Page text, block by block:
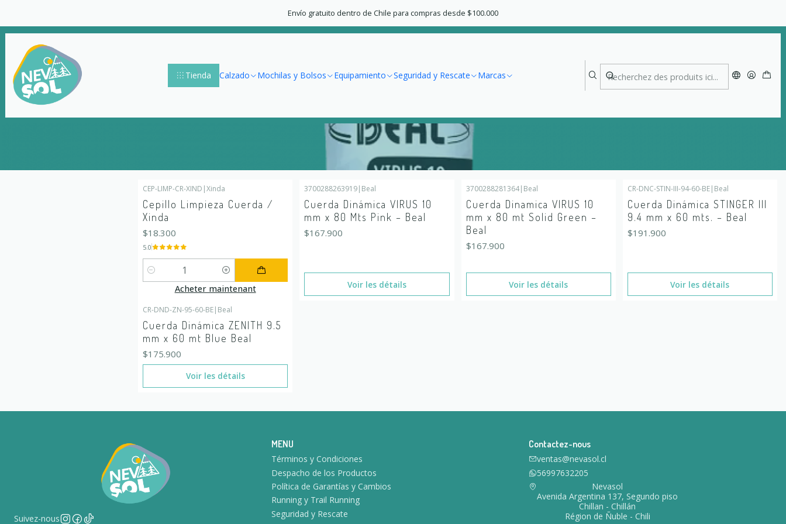
Tienda Calzado Mochilas y Bolsos Equipamiento Seguridad y Rescate Marcas
Envío gratuito dentro de Chile para compras desde $100.000
Accueil Escalada Cuerdas Dinámicas
Cuerdas Dinámicas
CEP-LIMP-CR-XIND |Xinda
Cepillo Limpieza Cuerda /
Xinda
$18.300
5.0
Quantité
Acheter maintenant
En rupture de stock
3700288263919| Beal
Cuerda Dinámica VIRUS 10
mm x 80 Mts Pink – Beal
$167.900
Voir les détails
En rupture de stock
3700288281364| Beal
Cuerda Dinamica VIRUS 10
mm x 80 mt Solid Green –
Beal
$167.900
Voir les détails
CR-DNC-STIN-III-94-60-BE| Beal
Cuerda Dinámica STINGER III
9.4 mm x 60 mts. – Beal
$191.900
Voir les détails
CR-DND-ZN-95-60-BE| Beal
Cuerda Dinámica ZENITH 9.5
mm x 60 mt Blue Beal
$175.900
Voir les détails
Suivez-nous
MENU
Términos y Condiciones
Despacho de los Productos
Política de Garantías y Cambios
Running y Trail Running
Seguridad y Rescate
Contactez-nous
ventas@nevasol.cl
56997632205
Nevasol
Avenida Argentina 137, Segundo piso
Chillan - Chillán
Région de Ñuble - Chili